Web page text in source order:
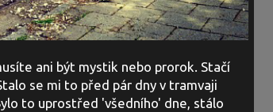
ani být mystik nebo prorok. Stačí
se mi to před pár dny v tramvaji
to uprostřed 'všedního' dne, stálo